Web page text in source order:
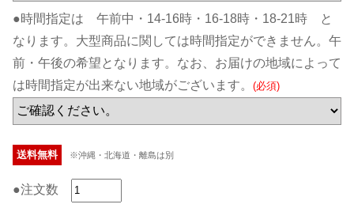
●時間指定は 午前中・14-16時・16-18時・18-21時 と
なります。大型商品に関しては時間指定ができません。午
前・午後の希望となります。なお、お届けの地域によって
は時間指定が出来ない地域がございます。 (必須)
送料無料 ※沖縄・北海道・離島は別
●注文数